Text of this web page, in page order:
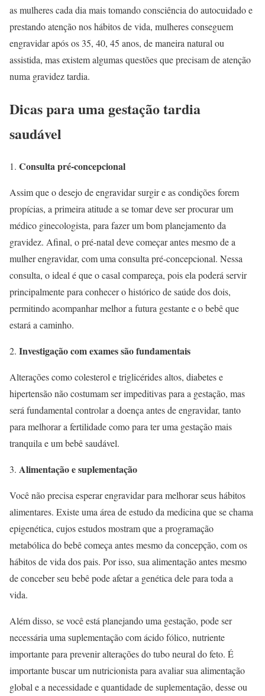
as mulheres cada dia mais tomando consciência do autocuidado e
prestando atenção nos hábitos de vida, mulheres conseguem
engravidar após os 35, 40, 45 anos, de maneira natural ou
assistida, mas existem algumas questões que precisam de atenção
numa gravidez tardia.
Dicas para uma gestação tardia
saudável
Consulta pré-concepcional
Assim que o desejo de engravidar surgir e as condições forem
propícias, a primeira atitude a se tomar deve ser procurar um
médico ginecologista, para fazer um bom planejamento da
gravidez. Afinal, o pré-natal deve começar antes mesmo de a
mulher engravidar, com uma consulta pré-concepcional. Nessa
consulta, o ideal é que o casal compareça, pois ela poderá servir
principalmente para conhecer o histórico de saúde dos dois,
permitindo acompanhar melhor a futura gestante e o bebê que
estará a caminho.
Investigação com exames são fundamentais
Alterações como colesterol e triglicérides altos, diabetes e
hipertensão não costumam ser impeditivas para a gestação, mas
será fundamental controlar a doença antes de engravidar, tanto
para melhorar a fertilidade como para ter uma gestação mais
tranquila e um bebê saudável.
Alimentação e suplementação
Você não precisa esperar engravidar para melhorar seus hábitos
alimentares. Existe uma área de estudo da medicina que se chama
epigenética, cujos estudos mostram que a programação
metabólica do bebê começa antes mesmo da concepção, com os
hábitos de vida dos pais. Por isso, sua alimentação antes mesmo
de conceber seu bebê pode afetar a genética dele para toda a
vida.
Além disso, se você está planejando uma gestação, pode ser
necessária uma suplementação com ácido fólico, nutriente
importante para prevenir alterações do tubo neural do feto. É
importante buscar um nutricionista para avaliar sua alimentação
global e a necessidade e quantidade de suplementação, desse ou